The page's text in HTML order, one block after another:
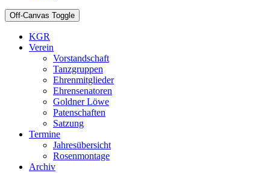
Off-Canvas Toggle
KGR
Verein
Vorstandschaft
Tanzgruppen
Ehrenmitglieder
Ehrensenatoren
Goldner Löwe
Patenschaften
Satzung
Termine
Jahresübersicht
Rosenmontage
Archiv